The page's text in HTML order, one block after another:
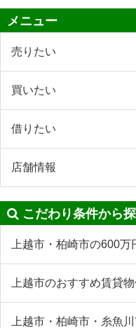
メニュー
売りたい
買いたい
借りたい
店舗情報
こだわり条件から
上越市・柏崎市の600万
上越市のおすすめ賃貸
上越市・柏崎市・糸魚